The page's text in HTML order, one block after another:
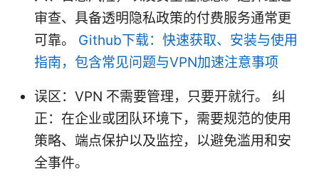
审查、具备透明隐私政策的付费服务通常更
可靠。 Github下载：快速获取、安装与使用
指南，包含常见问题与VPN加速注意事项
误区：VPN 不需要管理，只要开就行。 纠
正：在企业或团队环境下，需要规范的使用
策略、端点保护以及监控，以避免滥用和安
全事件。